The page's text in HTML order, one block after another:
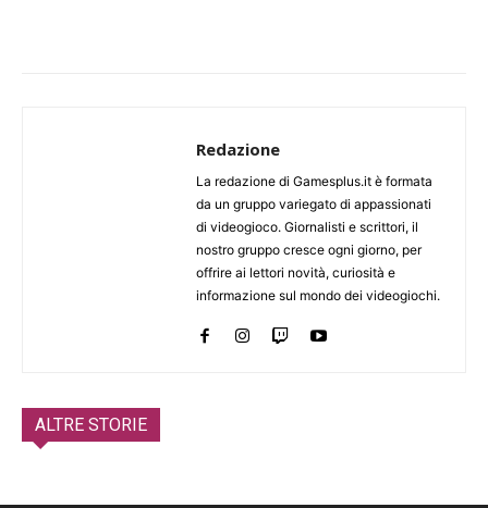
Redazione
La redazione di Gamesplus.it è formata
da un gruppo variegato di appassionati
di videogioco. Giornalisti e scrittori, il
nostro gruppo cresce ogni giorno, per
offrire ai lettori novità, curiosità e
informazione sul mondo dei videogiochi.
ALTRE STORIE